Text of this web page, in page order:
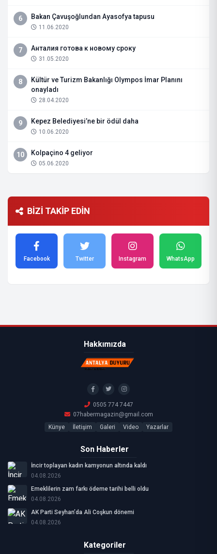
6 Bakan Çavuşoğlundan Ayasofya tapusu
11.06.2020
7 Анталия готова к новому сроку
31.05.2020
8
Kültür ve Turizm Bakanlığı Olympos İmar Planını
onayladı
28.04.2020
9 Kepez Belediyesi’ne bir ödül daha
10.06.2020
10 Kolpaçino 4 geliyor
05.06.2020
BİZİ TAKİP EDİN
Facebook Twitter Instagram WhatsApp
Hakkımızda
0505 774 7447
07habermagazin@gmail.com
Künye
İletişim Galeri Video Yazarlar
Son Haberler
İncir toplayan kadın kamyonun altında kaldı
04.08.2026
Emeklilerin zam farkı ödeme tarihi belli oldu
04.08.2026
AK Parti Seyhan’da Ali Coşkun dönemi
04.08.2026
Kategoriler